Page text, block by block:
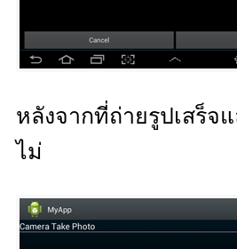
หลังจากที่ถ่ายรูปเสร็จ
ไม่